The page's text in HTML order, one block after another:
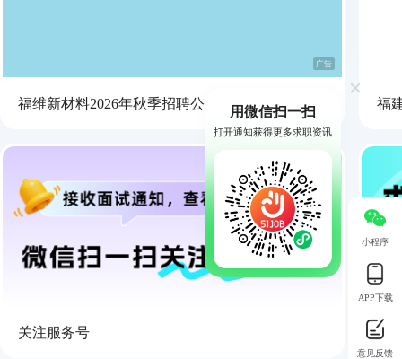
广告
福维新材料2026年秋季招聘公告 福
关注服务号 求
小程序
APP下载
意见反馈
用微信扫一扫
打开通知获得更多求职资讯